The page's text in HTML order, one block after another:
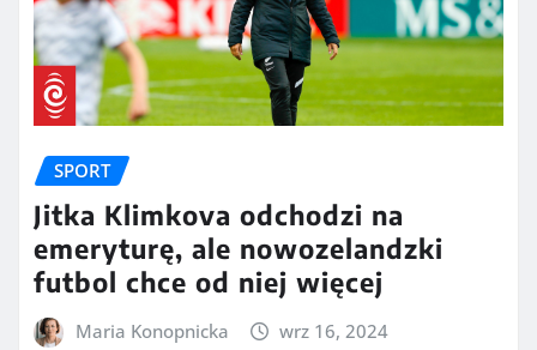
SPORT
Jitka Klimkova odchodzi na
emeryturę, ale nowozelandzki
futbol chce od niej więcej
Maria Konopnicka wrz 16, 2024